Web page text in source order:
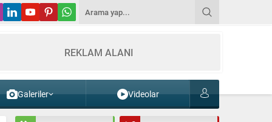
REKLAM ALANI
Galeriler Videolar